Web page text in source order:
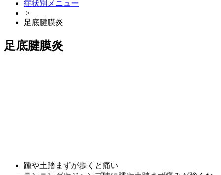
症状別メニュー
>
足底腱膜炎
足底腱膜炎
踵や土踏まずが歩くと痛い